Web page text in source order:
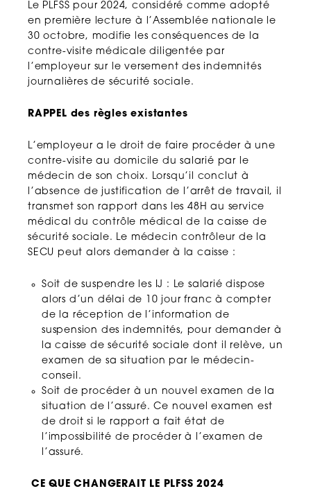
Le PLFSS pour 2024, considéré comme adopté
en première lecture à l’Assemblée nationale le
30 octobre, modifie les conséquences de la
contre-visite médicale diligentée par
l’employeur sur le versement des indemnités
journalières de sécurité sociale.
RAPPEL des règles existantes
L’employeur a le droit de faire procéder à une
contre-visite au domicile du salarié par le
médecin de son choix. Lorsqu’il conclut à
l’absence de justification de l’arrêt de travail, il
transmet son rapport dans les 48H au service
médical du contrôle médical de la caisse de
sécurité sociale. Le médecin contrôleur de la
SECU peut alors demander à la caisse :
Soit de suspendre les IJ : Le salarié dispose
alors d’un délai de 10 jour franc à compter
de la réception de l’information de
suspension des indemnités, pour demander à
la caisse de sécurité sociale dont il relève, un
examen de sa situation par le médecin-
conseil.
Soit de procéder à un nouvel examen de la
situation de l’assuré. Ce nouvel examen est
de droit si le rapport a fait état de
l’impossibilité de procéder à l’examen de
l’assuré.
CE QUE CHANGERAIT LE PLFSS 2024